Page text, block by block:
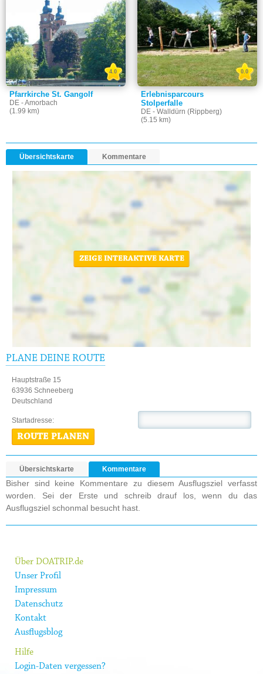
Pfarrkirche St. Gangolf
DE - Amorbach
(1.99 km)
4.0
Erlebnisparcours
Stolperfalle
DE - Walldürn (Rippberg)
(5.15 km)
0.0
Übersichtskarte Kommentare
ZEIGE INTERAKTIVE KARTE
PLANE DEINE ROUTE
Hauptstraße 15
63936 Schneeberg
Deutschland
Startadresse:
ROUTE PLANEN
Übersichtskarte Kommentare
Bisher sind keine Kommentare zu diesem Ausflugsziel verfasst
worden. Sei der Erste und schreib drauf los, wenn du das
Ausflugsziel schonmal besucht hast.
Über DOATRIP.de
Unser Profil
Impressum
Datenschutz
Kontakt
Ausflugsblog
Hilfe
Login-Daten vergessen?